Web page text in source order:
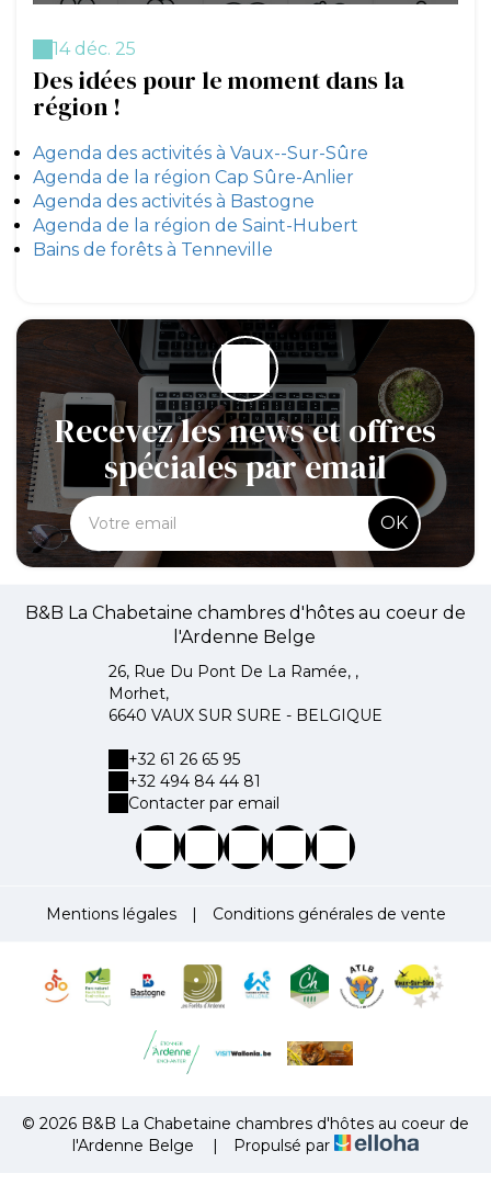
14 déc. 25
Des idées pour le moment dans la
région !
Agenda des activités à Vaux--Sur-Sûre
Agenda de la région Cap Sûre-Anlier
Agenda des activités à Bastogne
Agenda de la région de Saint-Hubert
Bains de forêts à Tenneville
Recevez les news et offres
spéciales par email
OK
B&B La Chabetaine chambres d'hôtes au coeur de
l'Ardenne Belge
26, Rue Du Pont De La Ramée, ,
Morhet,
6640 VAUX SUR SURE - BELGIQUE
+32 61 26 65 95
+32 494 84 44 81
Contacter par email
Mentions légales Conditions générales de vente
© 2026 B&B La Chabetaine chambres d'hôtes au coeur de
l'Ardenne Belge
Propulsé par